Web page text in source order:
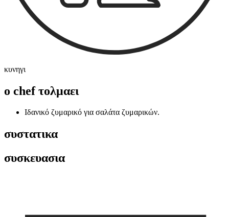
κυνηγι
ο chef τολμαει
Ιδανικό ζυμαρικό για σαλάτα ζυμαρικών.
συστατικα
συσκευασια